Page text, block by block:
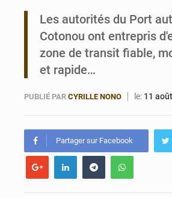
Les autorités du Port
Cotonou ont entrepris
zone de transit fiable,
et rapide…
PUBLIÉ PAR CYRILLE NONO le: 11
Partager sur Facebook